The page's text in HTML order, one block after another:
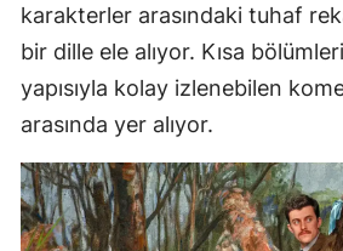
karakterler arasındaki tuhaf
bir dille ele alıyor. Kısa
yapısıyla kolay izlenebilen
arasında yer alıyor.